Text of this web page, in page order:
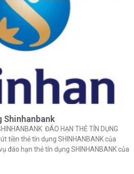
Shinhanbank
ĐÁO HẠN THẺ TÍN DỤNG
tiền thẻ tín dụng SHINHANBANK của
đáo hạn thẻ tín dụng SHINHANBANK của